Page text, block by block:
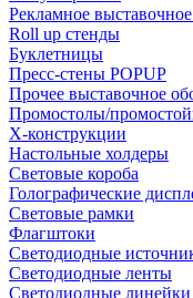
Рекламное
Roll up стенды
Буклетницы
Пресс-стены POPUP
Прочее выставочное
Промостолы/
Х-конструкции
Настольные холдеры
Световые короба
Голографические
Световые рамки
Флагштоки
Светодиодные
Светодиодные ленты
Светодиодные линейки